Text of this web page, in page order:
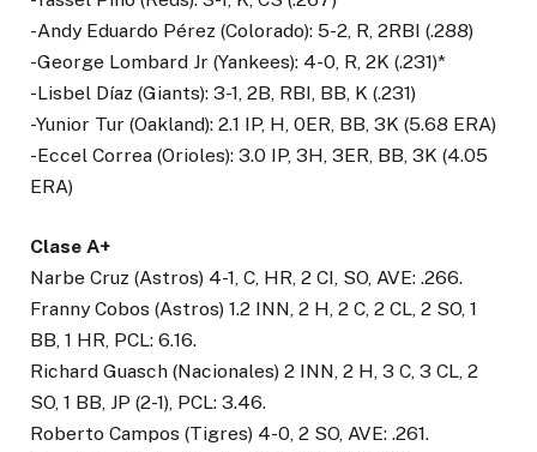
-Andy Eduardo Pérez (Colorado): 5-2, R, 2RBI (.288)
-George Lombard Jr (Yankees): 4-0, R, 2K (.231)*
-Lisbel Díaz (Giants): 3-1, 2B, RBI, BB, K (.231)
-Yunior Tur (Oakland): 2.1 IP, H, 0ER, BB, 3K (5.68 ERA)
-Eccel Correa (Orioles): 3.0 IP, 3H, 3ER, BB, 3K (4.05
ERA)
Clase A+
Narbe Cruz (Astros) 4-1, C, HR, 2 CI, SO, AVE: .266.
Franny Cobos (Astros) 1.2 INN, 2 H, 2 C, 2 CL, 2 SO, 1
BB, 1 HR, PCL: 6.16.
Richard Guasch (Nacionales) 2 INN, 2 H, 3 C, 3 CL, 2
SO, 1 BB, JP (2-1), PCL: 3.46.
Roberto Campos (Tigres) 4-0, 2 SO, AVE: .261.